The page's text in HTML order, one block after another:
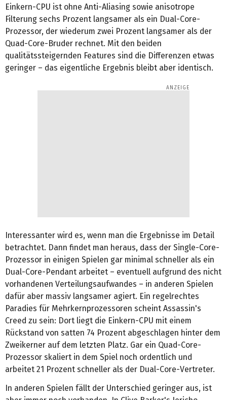
Einkern-CPU ist ohne Anti-Aliasing sowie anisotrope
Filterung sechs Prozent langsamer als ein Dual-Core-
Prozessor, der wiederum zwei Prozent langsamer als der
Quad-Core-Bruder rechnet. Mit den beiden
qualitätssteigernden Features sind die Differenzen etwas
geringer – das eigentliche Ergebnis bleibt aber identisch.
Interessanter wird es, wenn man die Ergebnisse im Detail
betrachtet. Dann findet man heraus, dass der Single-Core-
Prozessor in einigen Spielen gar minimal schneller als ein
Dual-Core-Pendant arbeitet – eventuell aufgrund des nicht
vorhandenen Verteilungsaufwandes – in anderen Spielen
dafür aber massiv langsamer agiert. Ein regelrechtes
Paradies für Mehrkernprozessoren scheint Assassin's
Creed zu sein: Dort liegt die Einkern-CPU mit einem
Rückstand von satten 74 Prozent abgeschlagen hinter dem
Zweikerner auf dem letzten Platz. Gar ein Quad-Core-
Prozessor skaliert in dem Spiel noch ordentlich und
arbeitet 21 Prozent schneller als der Dual-Core-Vertreter.
In anderen Spielen fällt der Unterschied geringer aus, ist